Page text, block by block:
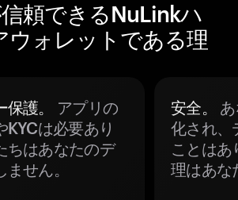
頼できるNuLinkハ
ウォレットである理
護。
アプリの
KYCは必要あり
ちはあなたのデ
せん。
安全。
化され、
ことはあ
理はあな